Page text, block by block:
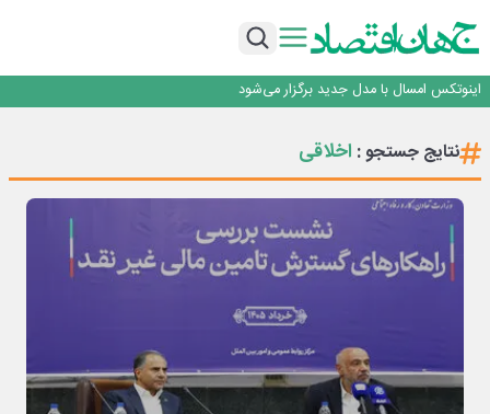
با تقاضای برق ناپایدار هوش مصنوعی خودزنی می‌کند
اینوتکس امسال با مدل جدید برگزار می‌شود
راه‌آهن موظف به ارائه برنامه برای ارتقای امنیت سایبری شد
با تقاضای برق ناپایدار هوش مصنوعی خودزنی می‌کند
اینوتکس امسال با مدل جدید برگزار می‌شود
نتایج جستجو : اخلاقی